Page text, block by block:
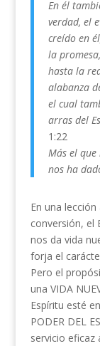
En él
verdad, el
creído en
la
hasta la
alabanza
el cual
arras del
1:22
Más el que
nos ha
En una
conversión, el
nos da vida
forja el
Pero el
una VIDA
Espíritu esté
PODER DEL
servicio eficaz